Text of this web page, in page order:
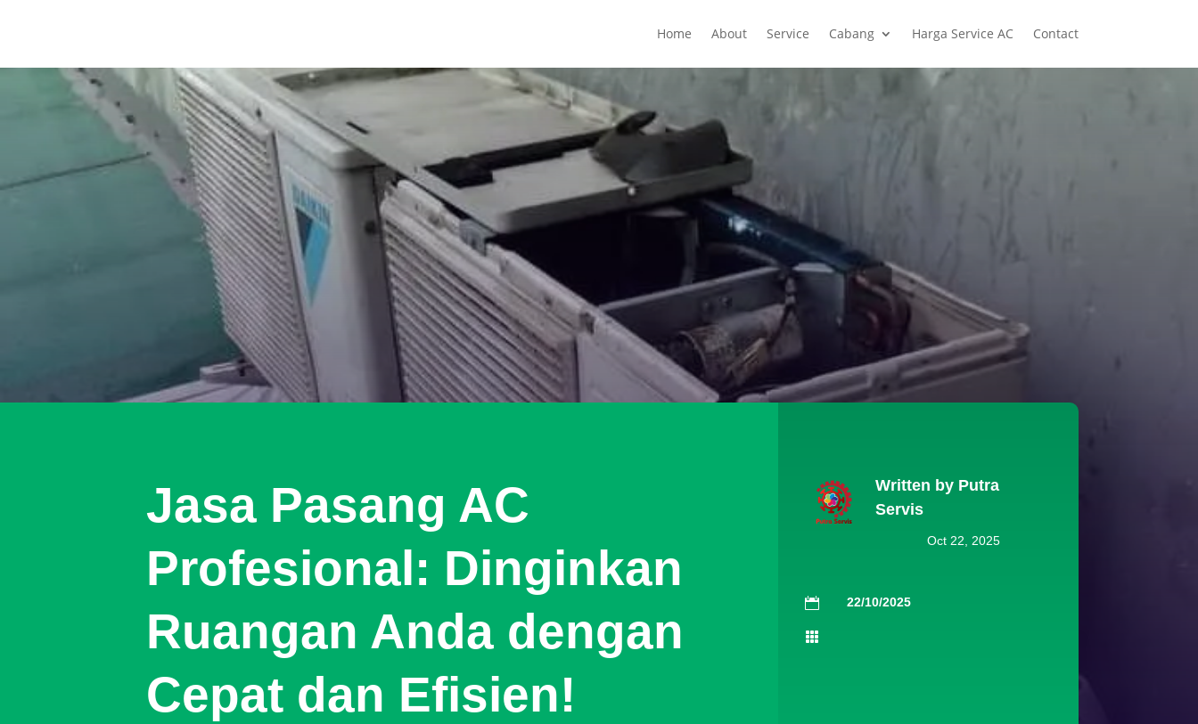
Home About Service Cabang Harga Service AC Contact
Jasa Pasang AC
Profesional: Dinginkan
Ruangan Anda dengan
Cepat dan Efisien!
Written by Putra
Servis
Oct 22, 2025
 22/10/2025
